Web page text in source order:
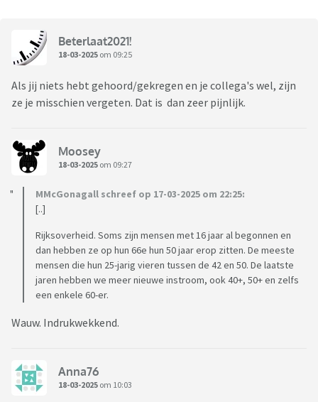
Beterlaat2021!
18-03-2025 om 09:25
Als jij niets hebt gehoord/gekregen en je collega's wel, zijn
ze je misschien vergeten. Dat is dan zeer pijnlijk.
Moosey
18-03-2025 om 09:27
MMcGonagall schreef op 17-03-2025 om 22:25:
[..]
Rijksoverheid. Soms zijn mensen met 16 jaar al begonnen en
dan hebben ze op hun 66e hun 50 jaar erop zitten. De meeste
mensen die hun 25-jarig vieren tussen de 42 en 50. De laatste
jaren hebben we meer nieuwe instroom, ook 40+, 50+ en zelfs
een enkele 60-er.
Wauw. Indrukwekkend.
Anna76
18-03-2025 om 10:03